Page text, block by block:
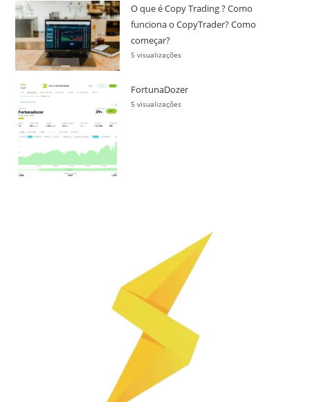
O que é Copy Trading ? Como
funciona o CopyTrader? Como
começar?
5 visualizações
FortunaDozer
5 visualizações